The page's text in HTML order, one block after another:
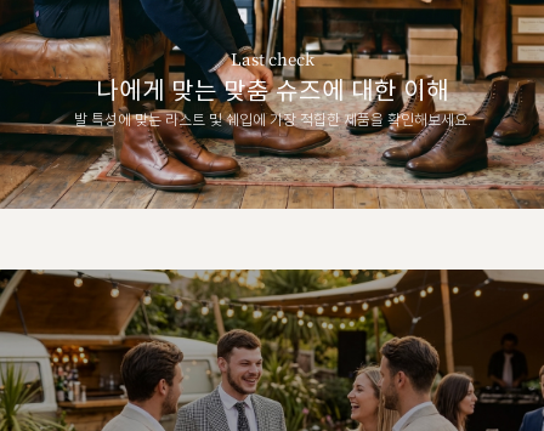
Last check
나에게 맞는 맞춤 슈즈에 대한 이해
발 특성에 맞는 라스트 및 쉐입에 가장 적합한 제품을 확인해보세요.